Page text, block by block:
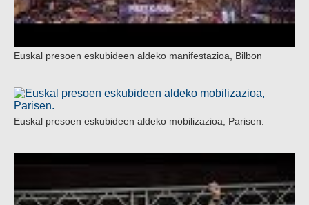
Euskal presoen eskubideen aldeko manifestazioa, Bilbon
Euskal presoen eskubideen aldeko mobilizazioa, Parisen.